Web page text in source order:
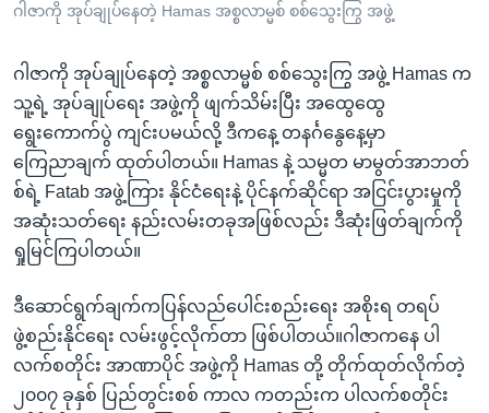
ကြည့်
ရှာဖွေ
ရန်
နေရာ
သို့
ကျော်
ရန်
ဘာသာစကားများ
ဂါဇာကို အုပ်ချုပ်နေတဲ့ Hamas အစ္စလာမ္မစ် စစ်သွေးကြွ အဖွဲ့
ဂါဇာကို အုပ်ချုပ်နေတဲ့ အစ္စလာမ္မစ် စစ်သွေးကြွ အဖွဲ့ Hamas က
သူ့ရဲ့ အုပ်ချုပ်ရေး အဖွဲ့ကို ဖျက်သိမ်းပြီး အထွေထွေ
ရွေးကောက်ပွဲ ကျင်းပမယ်လို့ ဒီကနေ့ တနင်္ဂနွေနေ့မှာ
ကြေညာချက် ထုတ်ပါတယ်။ Hamas နဲ့ သမ္မတ မာမွတ်အာဘတ်
စ်ရဲ့ Fatab အဖွဲ့ကြား နိုင်ငံရေးနဲ့ ပိုင်နက်ဆိုင်ရာ အငြင်းပွားမှုကို
အဆုံးသတ်ရေး နည်းလမ်းတခုအဖြစ်လည်း ဒီဆုံးဖြတ်ချက်ကို
ရှုမြင်ကြပါတယ်။
ဒီဆောင်ရွက်ချက်ကပြန်လည်ပေါင်းစည်းရေး အစိုးရ တရပ်
ဖွဲ့စည်းနိုင်ရေး လမ်းဖွင့်လိုက်တာ ဖြစ်ပါတယ်။ဂါဇာကနေ ပါ
လက်စတိုင်း အာဏာပိုင် အဖွဲ့ကို Hamas တို့ တိုက်ထုတ်လိုက်တဲ့
၂၀၀၇ ခုနှစ် ပြည်တွင်းစစ် ကာလ ကတည်းက ပါလက်စတိုင်း